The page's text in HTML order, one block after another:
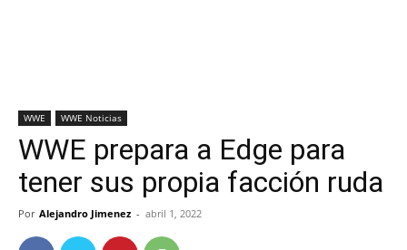
WWE WWE Noticias
WWE prepara a Edge para
tener sus propia facción ruda
Por Alejandro Jimenez - abril 1, 2022